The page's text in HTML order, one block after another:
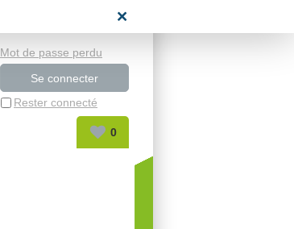
Rester connecté
Mot de passe perdu
0